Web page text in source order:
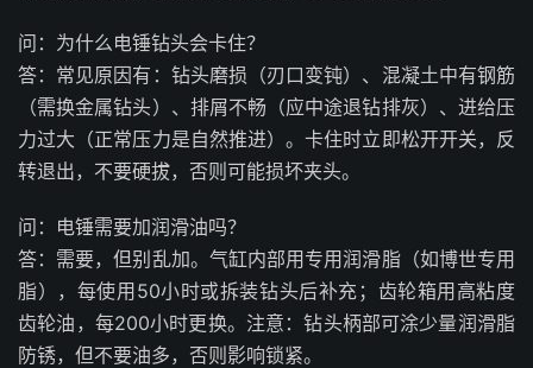
问：为什么电锤钻头会卡住？
答：常见原因有：钻头磨损（刃口变钝）、混凝土中有钢筋
（需换金属钻头）、排屑不畅（应中途退钻排灰）、进给压
力过大（正常压力是自然推进）。卡住时立即松开开关，反
转退出，不要硬拔，否则可能损坏夹头。
问：电锤需要加润滑油吗？
答：需要，但别乱加。气缸内部用专用润滑脂（如博世专用
脂），每使用50小时或拆装钻头后补充；齿轮箱用高粘度
齿轮油，每200小时更换。注意：钻头柄部可涂少量润滑脂
防锈，但不要油多，否则影响锁紧。